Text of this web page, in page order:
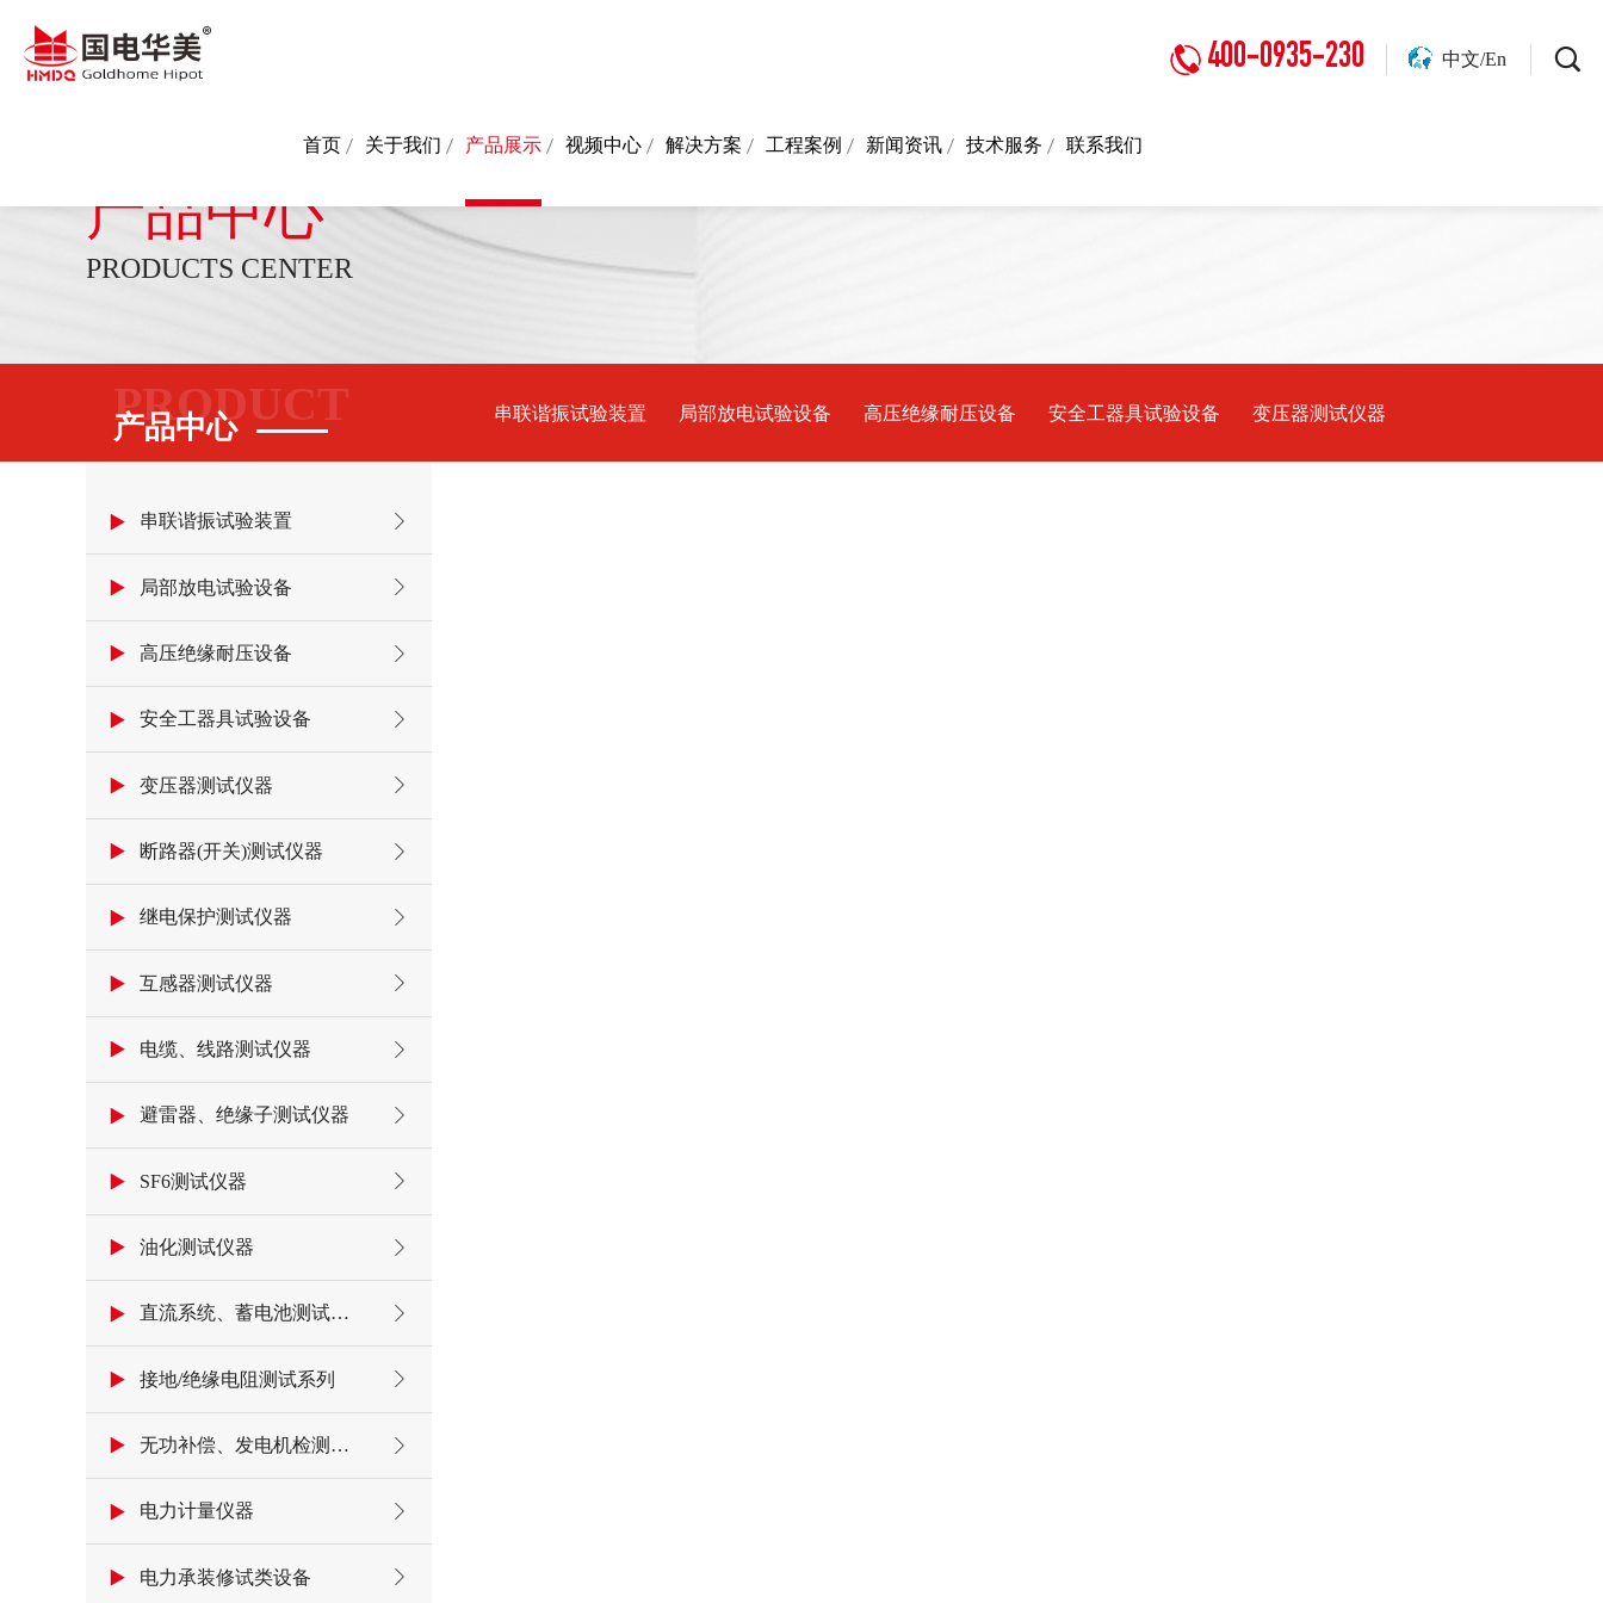
中文/En
400-0935-230
首页 关于我们 产品展示 视频中心 解决方案 工程案例 新闻资讯 技术服务 联系我们
产品中心
PRODUCTS CENTER
PRODUCT
产品中心 串联谐振试验装置 局部放电试验设备 高压绝缘耐压设备 安全工器具试验设备 变压器测试仪器
串联谐振试验装置
局部放电试验设备
高压绝缘耐压设备
安全工器具试验设备
变压器测试仪器
断路器(开关)测试仪器
继电保护测试仪器
互感器测试仪器
电缆、线路测试仪器
避雷器、绝缘子测试仪器
SF6测试仪器
油化测试仪器
直流系统、蓄电池测试仪器
接地/绝缘电阻测试系列
无功补偿、发电机检测仪器
电力计量仪器
电力承装修试类设备